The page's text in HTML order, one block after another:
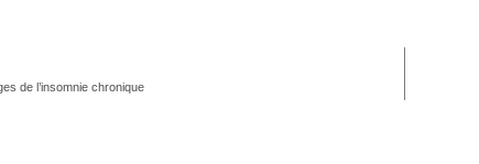
de l’insomnie chronique